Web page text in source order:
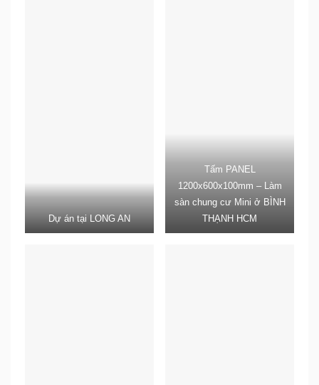
Dự án tại LONG AN
Tấm PANEL
1200x600x100mm – Làm
sàn chung cư Mini ở BÌNH
THẠNH HCM